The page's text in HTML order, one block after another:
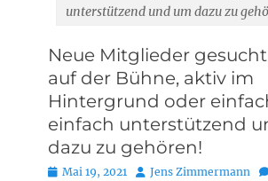
unterstützend und um dazu zu
Neue Mitglieder
auf der Bühne, aktiv im
Hintergrund oder
einfach unterstützend
dazu zu gehören!
Posted
Mai 19, 2021 AutorJens Zimmermann